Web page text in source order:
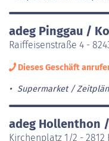
adeg Pinggau /
Raiffeisenstraße 4 -
Dieses Geschäft
Supermarket
adeg Hollenthon
Kirchenplatz 1/2 -